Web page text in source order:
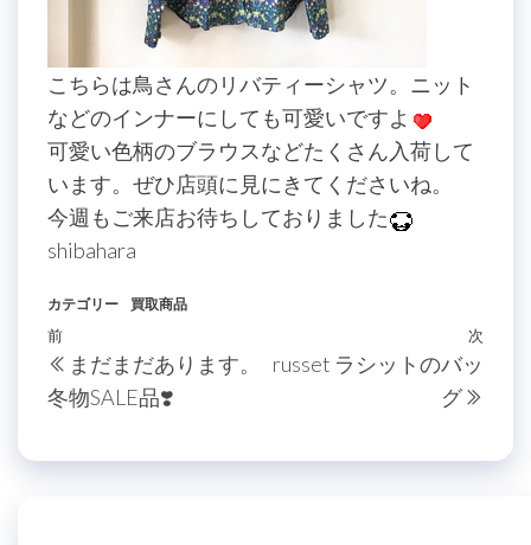
こちらは鳥さんのリバティーシャツ。ニット
などのインナーにしても可愛いですよ
可愛い色柄のブラウスなどたくさん入荷して
います。ぜひ店頭に見にきてくださいね。
今週もご来店お待ちしておりました
shibahara
カテゴリー 買取商品
投
稿
ナ
ビ
過
去
の
前
まだまだあります。
冬物SALE品❣️
次
次
russet ラシットのバッ
グ